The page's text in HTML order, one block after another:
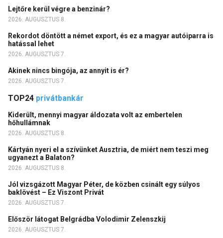
Lejtőre kerül végre a benzinár?
2026. AUGUSZTUS 8.
Rekordot döntött a német export, és ez a magyar autóiparra is
hatással lehet
2026. AUGUSZTUS 7.
Akinek nincs bingója, az annyit is ér?
2026. AUGUSZTUS 7.
TOP24 privátbankár
Kiderült, mennyi magyar áldozata volt az embertelen
hőhullámnak
2026. AUGUSZTUS 8.
Kártyán nyeri el a szívünket Ausztria, de miért nem teszi meg
ugyanezt a Balaton?
2026. AUGUSZTUS 8.
Jól vizsgázott Magyar Péter, de közben csinált egy súlyos
baklövést – Ez Viszont Privát
2026. AUGUSZTUS 7.
Először látogat Belgrádba Volodimir Zelenszkij
2026. AUGUSZTUS 7.